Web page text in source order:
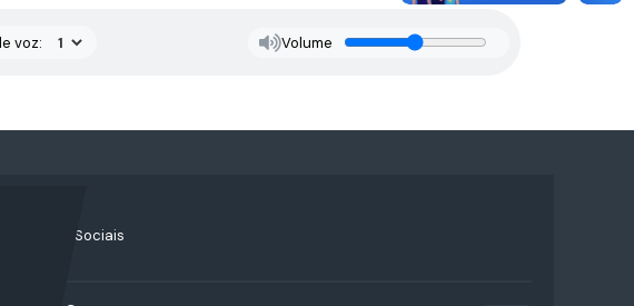
voz: Volume
Redes Sociais